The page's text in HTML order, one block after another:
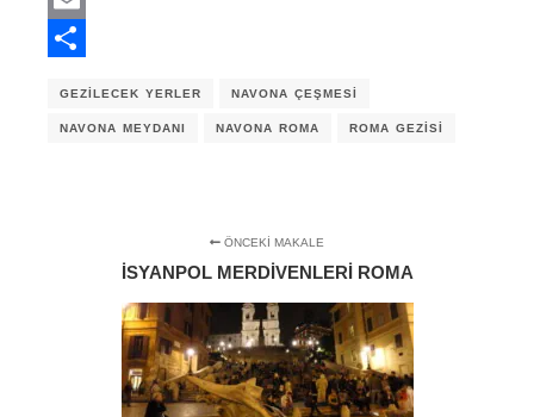
Email
GEZILECEK YERLER NAVONA ÇEŞMESI
NAVONA MEYDANI NAVONA ROMA ROMA GEZISI
ÖNCEKI MAKALE
İSYANPOL MERDIVENLERI ROMA